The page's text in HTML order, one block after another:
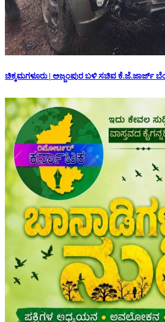
ಚಿಕ್ಕಮಗಳೂರು | ಅಜ್ಜಂಪುರ ಬಳಿ ಸಚಿವ ಕೆ.ಜೆ.ಜಾರ್ಜ್